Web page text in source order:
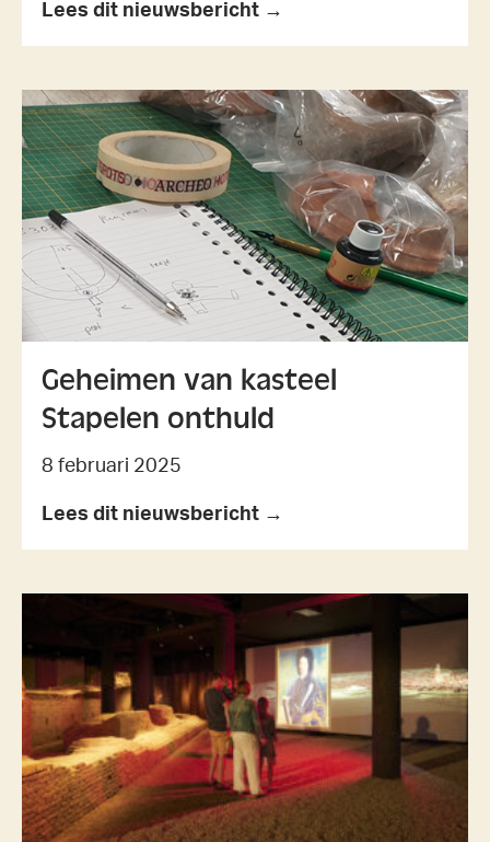
Lees dit nieuwsbericht →
Geheimen van kasteel
Stapelen onthuld
8 februari 2025
Lees dit nieuwsbericht →